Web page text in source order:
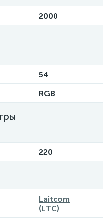
2000
54
RGB
220
Laitcom
(LTC)